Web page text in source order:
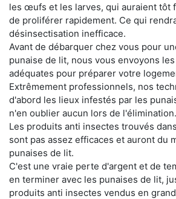
les œufs et les larves, qui auraient tôt
de proliférer rapidement. Ce qui
désinsectisation inefficace.
Avant de débarquer chez vous pour
punaise de lit, nous vous envoyons
adéquates pour préparer votre
Extrêmement professionnels, nos
d'abord les lieux infestés par les
n'en oublier aucun lors de l'élimination.
Les produits anti insectes trouvés
sont pas assez efficaces et auront du
punaises de lit.
C'est une vraie perte d'argent et de
en terminer avec les punaises de lit,
produits anti insectes vendus en